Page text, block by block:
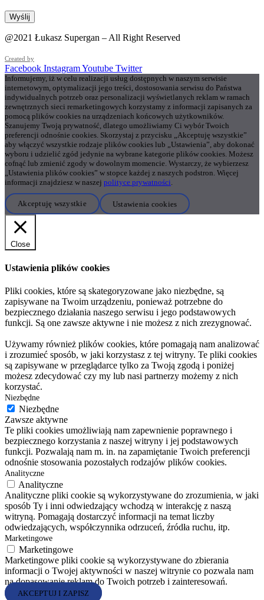
@2021 Łukasz Supergan – All Right Reserved
Created by
Facebook InstagramYoutube Twitter
Informujemy, iż w celu realizacji usług dostępnych w naszym serwisie
internetowym, optymalizacji jego treści, dostosowania serwisu do Państwa
indywidualnych potrzeb oraz personalizacji wyświetlanych reklam w ramach
zewnętrznych sieci remarketingowych korzystamy z informacji zapisanych za
pomocą plików cookies na urządzeniach końcowych użytkowników.
Szanujemy Twoją prywatność, dlatego umożliwiamy Ci wybór Twoich
preferencji odnośnie cookies. Skorzystaj z przycisku „Akceptuję wszystkie”
aby włączyć wszystkie rodzaje plików cookies lub „Ustawienia”, aby dokonać
wyboru i udzielić zgód jedynie na wybrane kategorie plików cookies. Możesz
cofnąć lub zmienić zgody w dowolnym momencie. Wystarczy, że wybierzesz
„Ustawienia plików cookies” w stopce każdej z naszych podstron. Więcej
informacji znajdziesz w naszej polityce prywatności
Akceptuję wszystkie Ustawienia cookies
Close
Ustawienia plików cookies
Pliki cookies, które są skategoryzowane jako niezbędne, są
zapisywane na Twoim urządzeniu, ponieważ potrzebne do
bezpiecznego działania naszego serwisu i jego podstawowych
funkcji. Są one zawsze aktywne i nie możesz z nich zrezygnować.
Używamy również plików cookies, które pomagają nam analizować
i zrozumieć sposób, w jaki korzystasz z tej witryny. Te pliki cookies
są zapisywane w przeglądarce tylko za Twoją zgodą i poniżej
możesz zdecydować czy my lub nasi partnerzy możemy z nich
korzystać.
Niezbędne
Niezbędne
Zawsze aktywne
Te pliki cookies umożliwiają nam zapewnienie poprawnego i
bezpiecznego korzystania z naszej witryny i jej podstawowych
funkcji. Pozwalają nam m. in. na zapamiętanie Twoich preferencji
odnośnie stosowania pozostałych rodzajów plików cookies.
Analityczne
Analityczne
Analityczne pliki cookie są wykorzystywane do zrozumienia, w jaki
sposób Ty i inni odwiedzający wchodzą w interakcję z naszą
witryną. Pomagają dostarczyć informacji na temat liczby
odwiedzających, współczynnika odrzuceń, źródła ruchu, itp.
Marketingowe
Marketingowe
Marketingowe pliki cookie są wykorzystywane do zbierania
informacji o Twojej aktywności w naszej witrynie co pozwala nam
na dopasowanie reklam do Twoich potrzeb i zainteresowań.
AKCEPTUJ I ZAPISZ